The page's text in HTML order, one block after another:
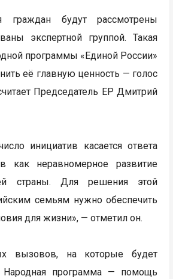
граждан будут рассмотрены
экспертной группой. Такая
программы «Единой России»
её главную ценность — голос
Председатель ЕР Дмитрий
инициатив касается ответа
как неравномерное развитие
страны. Для решения этой
семьям нужно обеспечить
для жизни», — отметил он.
вызовов, на которые будет
Народная программа — помощь